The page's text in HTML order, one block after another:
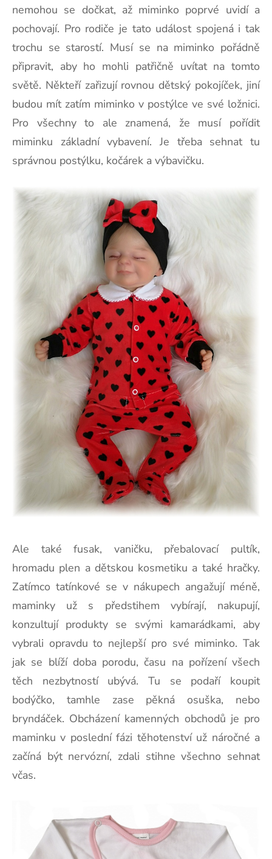
nemohou se dočkat, až miminko poprvé uvidí a
pochovají. Pro rodiče je tato událost spojená i tak
trochu se starostí. Musí se na miminko pořádně
připravit, aby ho mohli patřičně uvítat na tomto
světě. Někteří zařizují rovnou dětský pokojíček, jiní
budou mít zatím miminko v postýlce ve své ložnici.
Pro všechny to ale znamená, že musí pořídit
miminku základní vybavení. Je třeba sehnat tu
správnou postýlku, kočárek a výbavičku.
Ale také fusak, vaničku, přebalovací pultík,
hromadu plen a dětskou kosmetiku a také hračky.
Zatímco tatínkové se v nákupech angažují méně,
maminky už s předstihem vybírají, nakupují,
konzultují produkty se svými kamarádkami, aby
vybrali opravdu to nejlepší pro své miminko. Tak
jak se blíží doba porodu, času na pořízení všech
těch nezbytností ubývá. Tu se podaří koupit
bodýčko, tamhle zase pěkná osuška, nebo
bryndáček. Obcházení kamenných obchodů je pro
maminku v poslední fázi těhotenství už náročné a
začíná být nervózní, zdali stihne všechno sehnat
včas.